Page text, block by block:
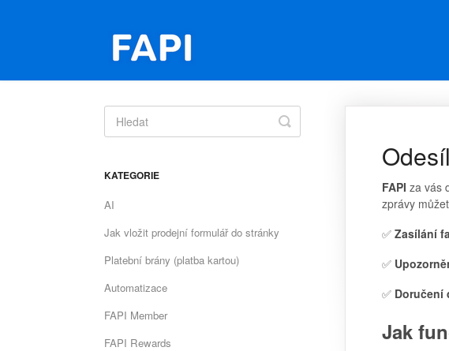
FAPI za vás
zprávy
✅ Zasílání
✅
✅ Doručení
Jak
Toggle
Search
KATEGORIE
AI
Jak vložit prodejní formulář do stránky
Platební brány (platba kartou)
Automatizace
FAPI Member
FAPI Rewards